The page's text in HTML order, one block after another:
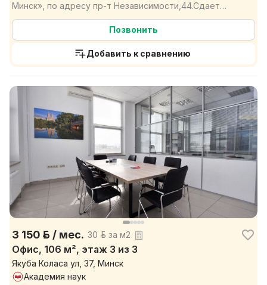
Минск», по адресу пр-т Независимости,44.Сдает
собственник поме...
Позвонить
Добавить к сравнению
3 150 р. / мес. 30 р. за м2
Офис, 106 м², этаж 3 из 3
Якуба Коласа ул, 37, Минск
Академия наук